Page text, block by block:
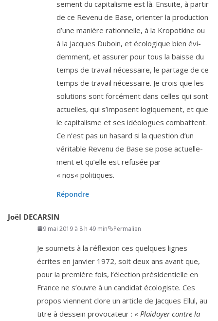
se­ment du capi­ta­lisme est là. Ensuite, à par­tir
de ce Revenu de Base, orien­ter la pro­duc­tion
d’une manière ration­nelle, à la Kropotkine ou
à la Jacques Duboin, et éco­lo­gique bien évi­
dem­ment, et assu­rer pour tous la baisse du
temps de tra­vail néces­saire, le par­tage de ce
temps de tra­vail néces­saire. Je crois que les
solu­tions sont for­cé­ment dans celles qui sont
actuelles, qui s’im­posent logi­que­ment, et que
le capi­ta­lisme et ses idéo­logues com­battent.
Ce n’est pas un hasard si la ques­tion d’un
véri­table Revenu de Base se pose actuel­le­
ment et qu’elle est refu­sée par
« nos« politiques.
Répondre
Joël DECARSIN
9 mai 2019 à 8 h 49 min Permalien
Je sou­mets à la réflexion ces quelques lignes
écrites en jan­vier 1972, soit deux ans avant que,
pour la pre­mière fois, l’é­lec­tion pré­si­den­tielle en
France ne s’ouvre à un can­di­dat éco­lo­giste. Ces
pro­pos viennent clore un article de Jacques Ellul, au
titre à des­sein pro­vo­ca­teur : « Plaidoyer contre la